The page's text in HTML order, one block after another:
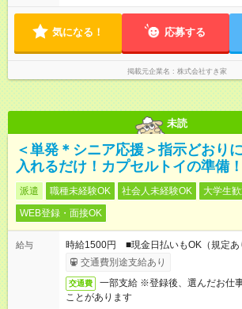
気になる！ 応募する
掲載元企業名 株式会社すき家
未読
＜単発＊シニア応援＞指示どおり
入れるだけ！カプセルトイの準備！
派遣 職種未経験OK 社会人未経験OK 大学生
WEB登録・面接OK
給与
時給1500円 ■現金日払いもOK（規定あ
交通費別途支給あり
交通費
一部支給 ※登録後、選んだお仕
ことがあります